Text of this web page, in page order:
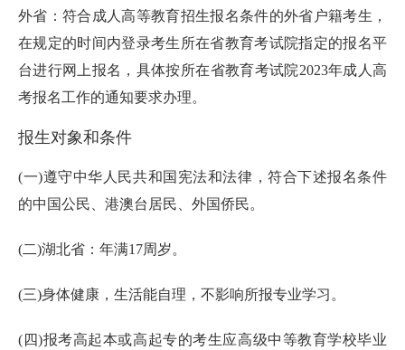
外省：符合成人高等教育招生报名条件的外省户籍考生，
在规定的时间内登录考生所在省教育考试院指定的报名平
台进行网上报名，具体按所在省教育考试院2023年成人高
考报名工作的通知要求办理。
报生对象和条件
(一)遵守中华人民共和国宪法和法律，符合下述报名条件
的中国公民、港澳台居民、外国侨民。
(二)湖北省：年满17周岁。
(三)身体健康，生活能自理，不影响所报专业学习。
(四)报考高起本或高起专的考生应高级中等教育学校毕业